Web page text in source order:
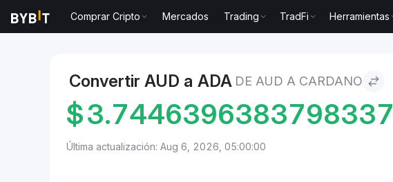
Comprar Cripto Mercados Trading TradFi Herramientas
Convertir AUD a ADA DE AUD A CARDANO
$3.7446396383798337
Última actualización: Aug 6, 2026, 05:00:00